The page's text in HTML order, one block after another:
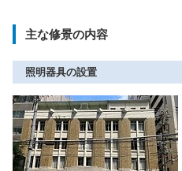
主な修景の内容
照明器具の設置